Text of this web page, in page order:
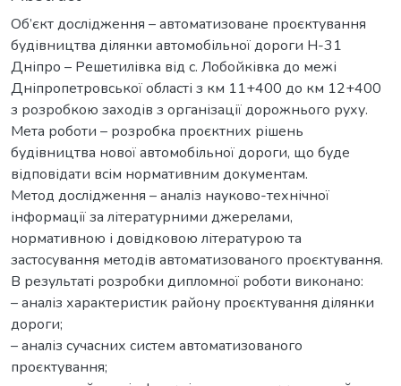
Об’єкт дослідження – автоматизоване проєктування
будівництва ділянки автомобільної дороги Н-31
Дніпро – Решетилівка від с. Лобойківка до межі
Дніпропетровської області з км 11+400 до км 12+400
з розробкою заходів з організації дорожнього руху.
Мета роботи – розробка проєктних рішень
будівництва нової автомобільної дороги, що буде
відповідати всім нормативним документам.
Метод дослідження – аналіз науково-технічної
інформації за літературними джерелами,
нормативною і довідковою літературою та
застосування методів автоматизованого проєктування.
В результаті розробки дипломної роботи виконано:
– аналіз характеристик району проєктування ділянки
дороги;
– аналіз сучасних систем автоматизованого
проєктування;